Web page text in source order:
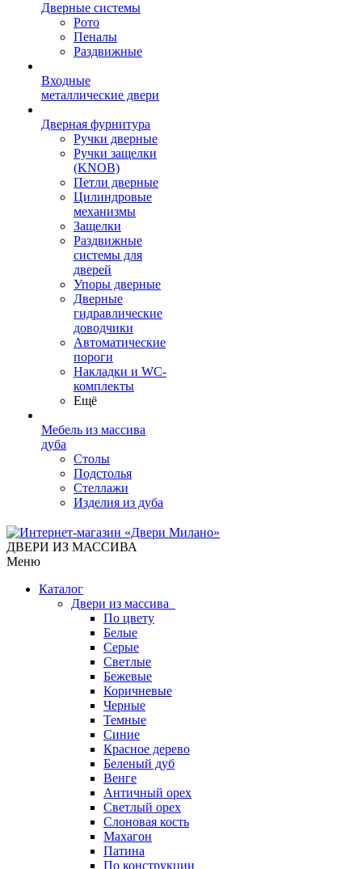
Дверные системы
Рото
Пеналы
Раздвижные
Входные
металлические двери
Дверная фурнитура
Ручки дверные
Ручки защелки
(KNOB)
Петли дверные
Цилиндровые
механизмы
Защелки
Раздвижные
системы для
дверей
Упоры дверные
Дверные
гидравлические
доводчики
Автоматические
пороги
Накладки и WC-
комплекты
Ещё
Мебель из массива
дуба
Столы
Подстолья
Стеллажи
Изделия из дуба
ДВЕРИ ИЗ МАССИВА
Меню
Каталог
Двери из массива
По цвету
Белые
Серые
Светлые
Бежевые
Коричневые
Черные
Темные
Синие
Красное дерево
Беленый дуб
Венге
Античный орех
Светлый орех
Слоновая кость
Махагон
Патина
По конструкции